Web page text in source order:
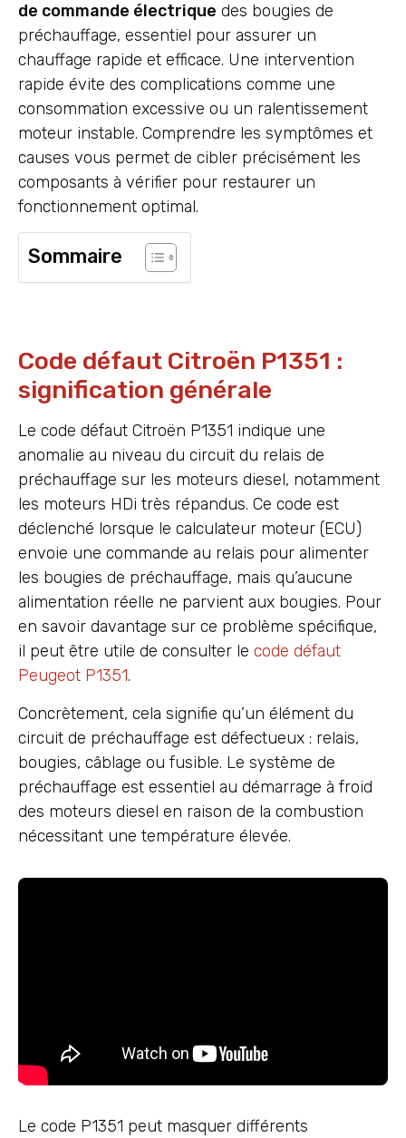
de commande électrique des bougies de
préchauffage, essentiel pour assurer un
chauffage rapide et efficace. Une intervention
rapide évite des complications comme une
consommation excessive ou un ralentissement
moteur instable. Comprendre les symptômes et
causes vous permet de cibler précisément les
composants à vérifier pour restaurer un
fonctionnement optimal.
Sommaire
Code défaut Citroën P1351 :
signification générale
Le code défaut Citroën P1351 indique une
anomalie au niveau du circuit du relais de
préchauffage sur les moteurs diesel, notamment
les moteurs HDi très répandus. Ce code est
déclenché lorsque le calculateur moteur (ECU)
envoie une commande au relais pour alimenter
les bougies de préchauffage, mais qu’aucune
alimentation réelle ne parvient aux bougies. Pour
en savoir davantage sur ce problème spécifique,
il peut être utile de consulter le code défaut
Peugeot P1351.
Concrètement, cela signifie qu’un élément du
circuit de préchauffage est défectueux : relais,
bougies, câblage ou fusible. Le système de
préchauffage est essentiel au démarrage à froid
des moteurs diesel en raison de la combustion
nécessitant une température élevée.
Le code P1351 peut masquer différents